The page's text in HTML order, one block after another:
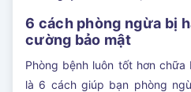
6 cách phòng ngừa bị
cường bảo mật
Phòng bệnh luôn tốt hơn
là 6 cách giúp bạn phòng